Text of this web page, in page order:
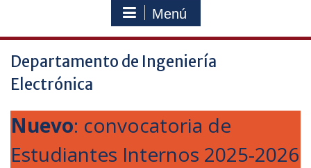
Menú
Departamento de Ingeniería
Electrónica
Nuevo: convocatoria de
Estudiantes Internos 2025-2026